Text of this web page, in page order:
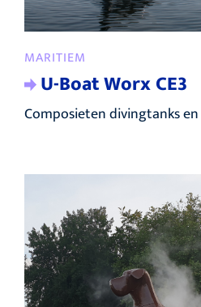
MARITIEM
U-Boat Worx CE3
Composieten divingtanks